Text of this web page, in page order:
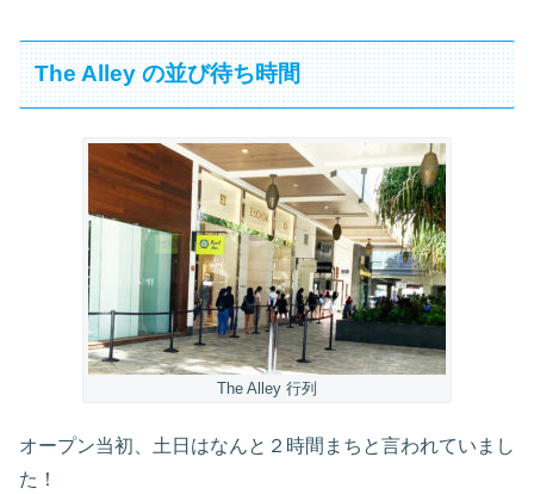
The Alley の並び待ち時間
The Alley 行列
オープン当初、土日はなんと２時間まちと言われていまし
た！